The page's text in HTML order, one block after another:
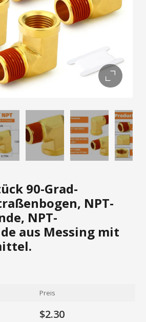
90-Grad-
NPT-
NPT-
aus Messing mit
Preis
$2.30